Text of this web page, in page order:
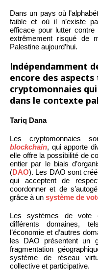
Dans un pays où
faible et où il n’existe
efficace pour lutter
extrêmement risqué de
Palestine aujourd’hui.
Indépendamment
encore des
cryptomonnaies
dans le contexte
Tariq Dana
Les cryptomonnaies
blockchain, qui apporte
elle offre la possibilité de
entier par le biais
(DAO). Les DAO sont
qui acceptent de
coordonner et de
grâce à un système de
Les systèmes de vote
différents domaines,
l’économie et d’autres
les DAO présentent un
fragmentation
système de réseau
collective et participative.